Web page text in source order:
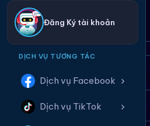
Đăng Ký tài khoản
DỊCH VỤ TƯƠNG TÁC
Dịch vụ Facebook
Dịch vụ TikTok
ĐĂNG NHẬP HỆ THỐNG
Tên tài khoản